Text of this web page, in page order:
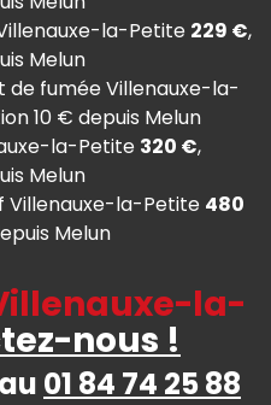
la-Petite 229 €,
Melun
de fumée Villenauxe-la-
10 € depuis Melun
la-Petite 320 €,
Melun
Villenauxe-la-Petite 480
Melun
la-
nous !
01 84 74 25 88